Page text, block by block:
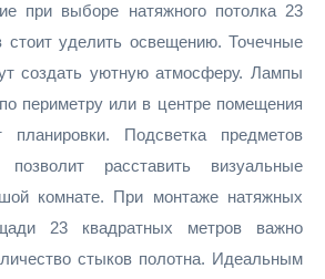
при выборе натяжного потолка 23
стоит уделить освещению. Точечные
создать уютную атмосферу. Лампы
периметру или в центре помещения
планировки. Подсветка предметов
расставить визуальные
комнате. При монтаже натяжных
23 квадратных метров важно
стыков полотна. Идеальным